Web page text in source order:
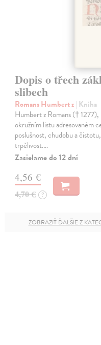
Dopis o třech
slibech
Romans Humbert z| Kniha
Humbert z Romans (†
okružním listu adresovaném
poslušnost, chudobu a
trpělivost.…
Zasielame do 12 dní
4,56 €
4,70 € ?
ZOBRAZIŤ ĎALŠIE Z